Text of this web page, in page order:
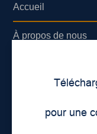
pour une
Accueil
À propos de nous
Lieux de distribution